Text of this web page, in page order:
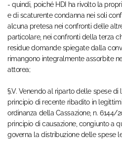
- quindi, poiché HDI ha rivolto la
e di scaturente condanna nei soli
alcuna pretesa nei confronti delle
particolare, nei confronti della terza
residue domande spiegate dalla
rimangono integralmente assorbite
attorea;
§.V. Venendo al riparto delle spese di
principio di recente ribadito in
ordinanza della Cassazione, n. 6144/
principio di causazione, congiunto a
governa la distribuzione delle spese